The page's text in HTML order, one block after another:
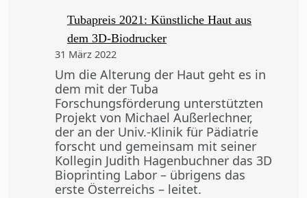
Tubapreis 2021: Künstliche Haut aus
dem 3D-Biodrucker
31 März 2022
Um die Alterung der Haut geht es in
dem mit der Tuba
Forschungsförderung unterstützten
Projekt von Michael Außerlechner,
der an der Univ.-Klinik für Pädiatrie
forscht und gemeinsam mit seiner
Kollegin Judith Hagenbuchner das 3D
Bioprinting Labor – übrigens das
erste Österreichs – leitet.